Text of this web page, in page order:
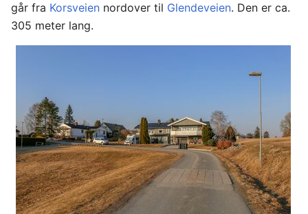
går fra Korsveien nordover til Glendeveien. Den er ca.
305 meter lang.